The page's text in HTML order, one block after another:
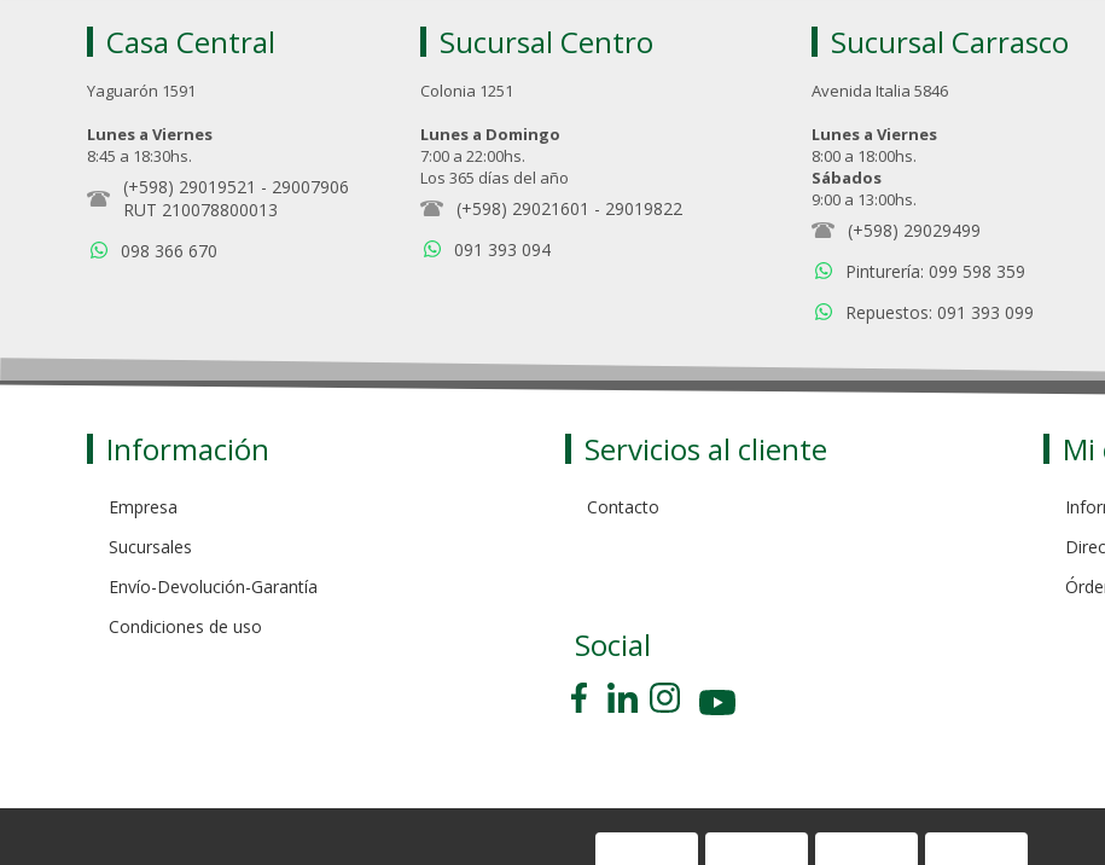
Casa Central
Yaguarón 1591
Lunes a Viernes
8:45 a 18:30hs.
(+598) 29019521 - 29007906
RUT 210078800013
098 366 670
Sucursal Centro
Colonia 1251
Lunes a Domingo
7:00 a 22:00hs.
Los 365 días del año
(+598) 29021601 - 29019822
091 393 094
Sucursal Carrasco
Avenida Italia 5846
Lunes a Viernes
8:00 a 18:00hs.
Sábados
9:00 a 13:00hs.
(+598) 29029499
Pinturería: 099 598 359
Repuestos: 091 393 099
Información
Empresa
Sucursales
Envío-Devolución-Garantía
Condiciones de uso
Servicios al cliente
Contacto
Mi
Social